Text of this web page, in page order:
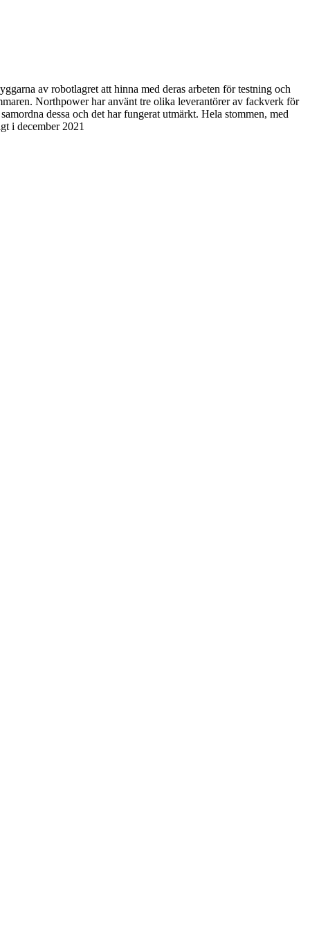
av robotlagret att hinna med deras arbeten för testning och
Northpower har använt tre olika leverantörer av fackverk för
dessa och det har fungerat utmärkt. Hela stommen, med
i december 2021